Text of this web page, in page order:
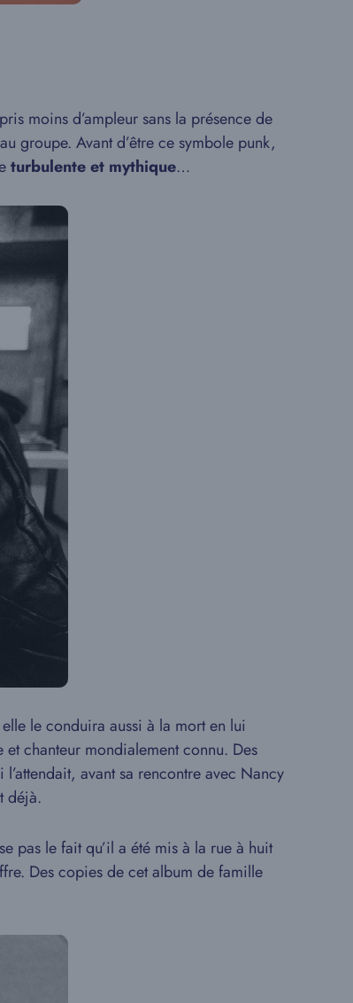
moins d’ampleur sans la présence de
groupe. Avant d’être ce symbole punk,
turbulente et mythique…
le conduira aussi à la mort en lui
et chanteur mondialement connu. Des
avant sa rencontre avec Nancy
déjà.
pas le fait qu’il a été mis à la rue à huit
Des copies de cet album de famille